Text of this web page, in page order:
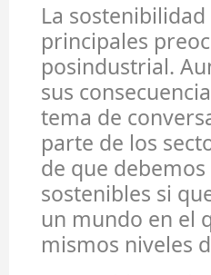
La
principales
posindustrial.
sus
tema de
parte de los
de que
sostenibles si
un mundo en el
mismos niveles